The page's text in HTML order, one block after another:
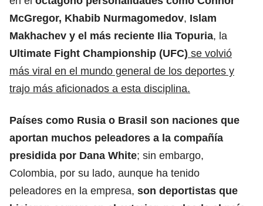
McGregor, Khabib Nurmagomedov, Islam
Makhachev y el más reciente Ilia Topuria, la
Ultimate Fight Championship (UFC) se volvió
más viral en el mundo general de los deportes y
trajo más aficionados a esta disciplina.
Países como Rusia o Brasil son naciones que
aportan muchos peleadores a la compañía
presidida por Dana White; sin embargo,
Colombia, por su lado, aunque ha tenido
peleadores en la empresa, son deportistas que